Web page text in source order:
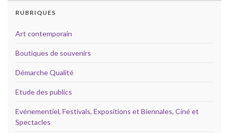
RUBRIQUES
Art contemporain
Boutiques de souvenirs
Démarche Qualité
Etude des publics
Evénementiel, Festivals, Expositions et Biennales, Ciné et
Spectacles